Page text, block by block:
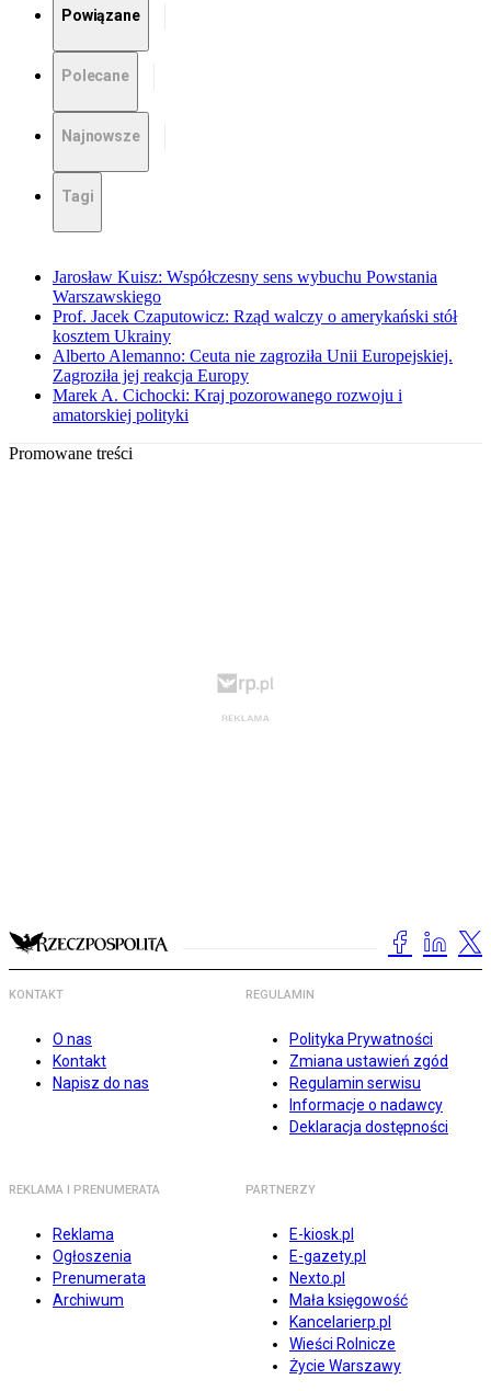
Powiązane
Polecane
Najnowsze
Tagi
Jarosław Kuisz: Współczesny sens wybuchu Powstania
Warszawskiego
Prof. Jacek Czaputowicz: Rząd walczy o amerykański stół
kosztem Ukrainy
Alberto Alemanno: Ceuta nie zagroziła Unii Europejskiej.
Zagroziła jej reakcja Europy
Marek A. Cichocki: Kraj pozorowanego rozwoju i
amatorskiej polityki
Promowane treści
KONTAKT
O nas
Kontakt
Napisz do nas
REGULAMIN
Polityka Prywatności
Zmiana ustawień zgód
Regulamin serwisu
Informacje o nadawcy
Deklaracja dostępności
REKLAMA I PRENUMERATA
Reklama
Ogłoszenia
Prenumerata
Archiwum
PARTNERZY
E-kiosk.pl
E-gazety.pl
Nexto.pl
Mała księgowość
Kancelarierp.pl
Wieści Rolnicze
Życie Warszawy